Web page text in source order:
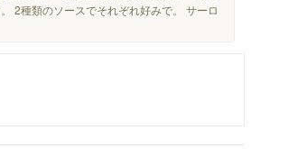
2種類のソースでそれぞれ好みで。 サーロ